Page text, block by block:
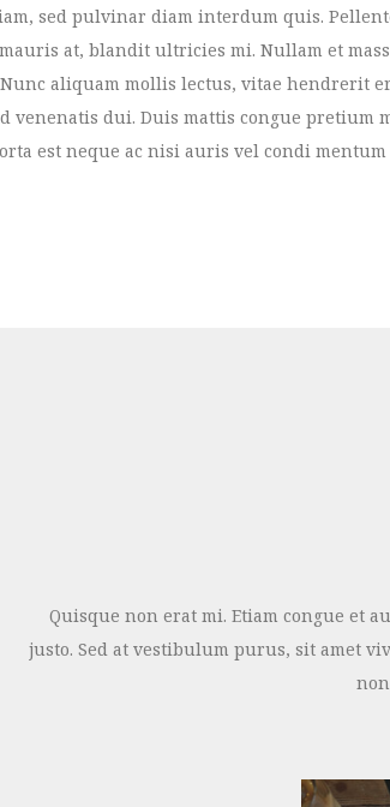
sed pulvinar diam interdum quis.
at, blandit ultricies mi. Nullam et
aliquam mollis lectus, vitae hendrerit
venenatis dui. Duis mattis congue pretium
est neque ac nisi auris vel condi mentum
Quisque non erat mi. Etiam congue et
justo. Sed at vestibulum purus, sit amet